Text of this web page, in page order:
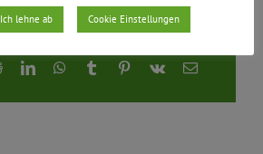
Teile den Beitrag
RedditLinkedInWhatsApp
TumblrPinterest
Vk
E-
Ich lehne ab Cookie Einstellungen